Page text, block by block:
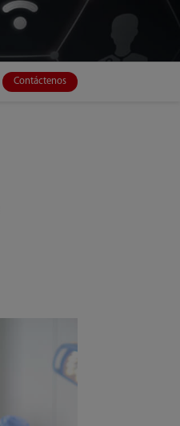
Contáctenos